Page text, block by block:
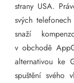
strany USA.
svých
snaží
v obchodě
alternativou ke
spuštění svého